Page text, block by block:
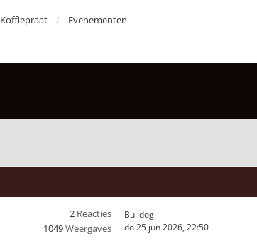
Koffiepraat Evenementen
2 Reacties
1049Weergaves
Bulldog
do 25 jun 2026, 22:50